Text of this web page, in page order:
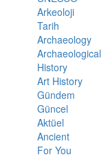
Arkeoloji
Tarih
Archaeology
Archaeological
History
Art History
Gündem
Güncel
Aktüel
Ancient
For You